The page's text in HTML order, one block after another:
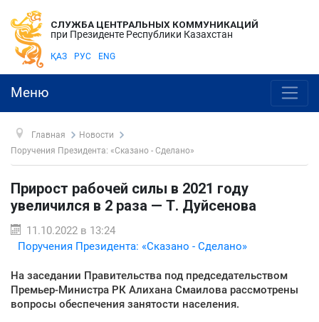
СЛУЖБА ЦЕНТРАЛЬНЫХ КОММУНИКАЦИЙ
при Президенте Республики Казахстан
ҚАЗ РУС ENG
Меню
Главная
Новости
Поручения Президента: «Сказано - Сделано»
Прирост рабочей силы в 2021 году
увеличился в 2 раза — Т. Дуйсенова
11.10.2022 в 13:24
Поручения Президента: «Сказано - Сделано»
На заседании Правительства под председательством
Премьер-Министра РК Алихана Смаилова рассмотрены
вопросы обеспечения занятости населения.